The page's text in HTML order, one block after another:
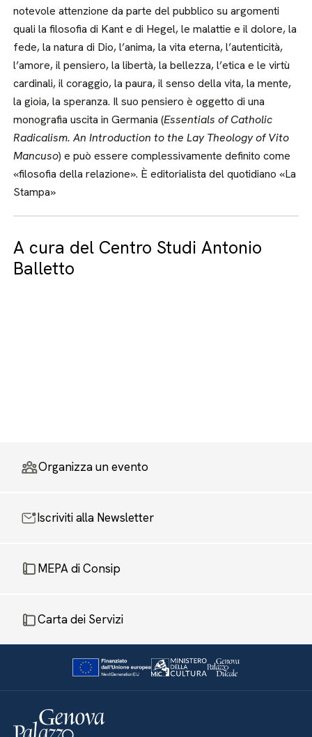
notevole attenzione da parte del pubblico su argomenti
quali la filosofia di Kant e di Hegel, le malattie e il dolore, la
fede, la natura di Dio, l’anima, la vita eterna, l’autenticità,
l’amore, il pensiero, la libertà, la bellezza, l’etica e le virtù
cardinali, il coraggio, la paura, il senso della vita, la mente,
la gioia, la speranza. Il suo pensiero è oggetto di una
monografia uscita in Germania (Essentials of Catholic
Radicalism. An Introduction to the Lay Theology of Vito
Mancuso) e può essere complessivamente definito come
«filosofia della relazione». È editorialista del quotidiano «La
Stampa»
A cura del Centro Studi Antonio
Balletto
Organizza un evento
Iscriviti alla Newsletter
MEPA di Consip
Carta dei Servizi